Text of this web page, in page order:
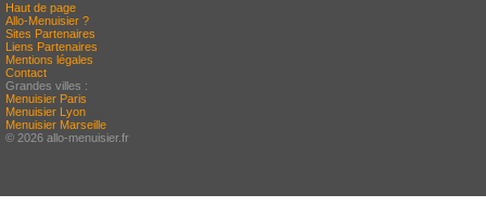
Haut de page
Allo-Menuisier ?
Sites Partenaires
Liens Partenaires
Mentions légales
Contact
Grandes villes :
Menuisier Paris
Menuisier Lyon
Menuisier Marseille
© 2026 allo-menuisier.fr